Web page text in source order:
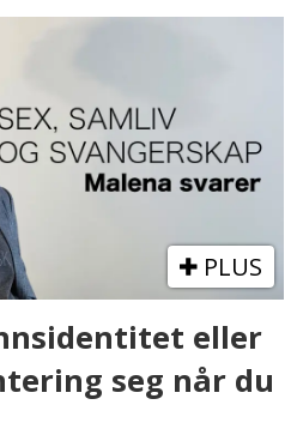
PLUS
eller
seg når du